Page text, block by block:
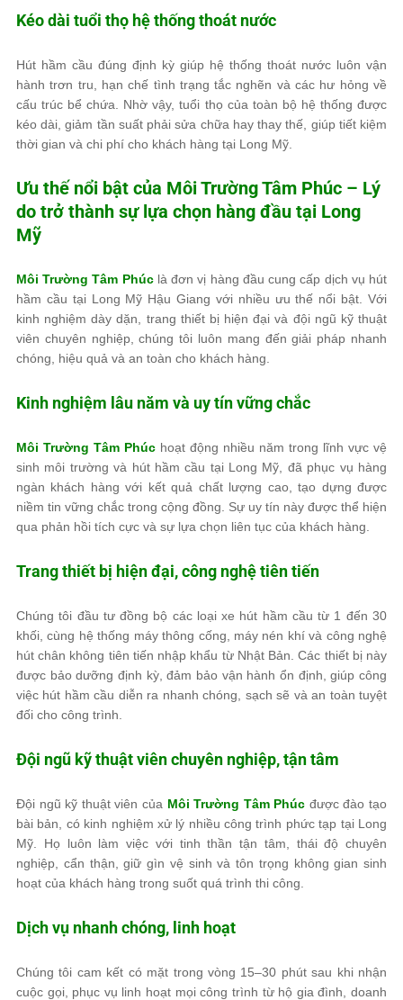
Kéo dài tuổi thọ hệ thống thoát nước
Hút hầm cầu đúng định kỳ giúp hệ thống thoát nước luôn vận
hành trơn tru, hạn chế tình trạng tắc nghẽn và các hư hỏng về
cấu trúc bể chứa. Nhờ vậy, tuổi thọ của toàn bộ hệ thống được
kéo dài, giảm tần suất phải sửa chữa hay thay thế, giúp tiết kiệm
thời gian và chi phí cho khách hàng tại Long Mỹ.
Ưu thế nổi bật của Môi Trường Tâm Phúc – Lý
do trở thành sự lựa chọn hàng đầu tại Long
Mỹ
Môi Trường Tâm Phúclà đơn vị hàng đầu cung cấp dịch vụ hút
hầm cầu tại Long Mỹ Hậu Giang với nhiều ưu thế nổi bật. Với
kinh nghiệm dày dặn, trang thiết bị hiện đại và đội ngũ kỹ thuật
viên chuyên nghiệp, chúng tôi luôn mang đến giải pháp nhanh
chóng, hiệu quả và an toàn cho khách hàng.
Kinh nghiệm lâu năm và uy tín vững chắc
Môi Trường Tâm Phúc hoạt động nhiều năm trong lĩnh vực vệ
sinh môi trường và hút hầm cầu tại Long Mỹ, đã phục vụ hàng
ngàn khách hàng với kết quả chất lượng cao, tạo dựng được
niềm tin vững chắc trong cộng đồng. Sự uy tín này được thể hiện
qua phản hồi tích cực và sự lựa chọn liên tục của khách hàng.
Trang thiết bị hiện đại, công nghệ tiên tiến
Chúng tôi đầu tư đồng bộ các loại xe hút hầm cầu từ 1 đến 30
khối, cùng hệ thống máy thông cống, máy nén khí và công nghệ
hút chân không tiên tiến nhập khẩu từ Nhật Bản. Các thiết bị này
được bảo dưỡng định kỳ, đảm bảo vận hành ổn định, giúp công
việc hút hầm cầu diễn ra nhanh chóng, sạch sẽ và an toàn tuyệt
đối cho công trình.
Đội ngũ kỹ thuật viên chuyên nghiệp, tận tâm
Đội ngũ kỹ thuật viên của Môi Trường Tâm Phúc được đào tạo
bài bản, có kinh nghiệm xử lý nhiều công trình phức tạp tại Long
Mỹ. Họ luôn làm việc với tinh thần tận tâm, thái độ chuyên
nghiệp, cẩn thận, giữ gìn vệ sinh và tôn trọng không gian sinh
hoạt của khách hàng trong suốt quá trình thi công.
Dịch vụ nhanh chóng, linh hoạt
Chúng tôi cam kết có mặt trong vòng 15–30 phút sau khi nhận
cuộc gọi, phục vụ linh hoạt mọi công trình từ hộ gia đình, doanh